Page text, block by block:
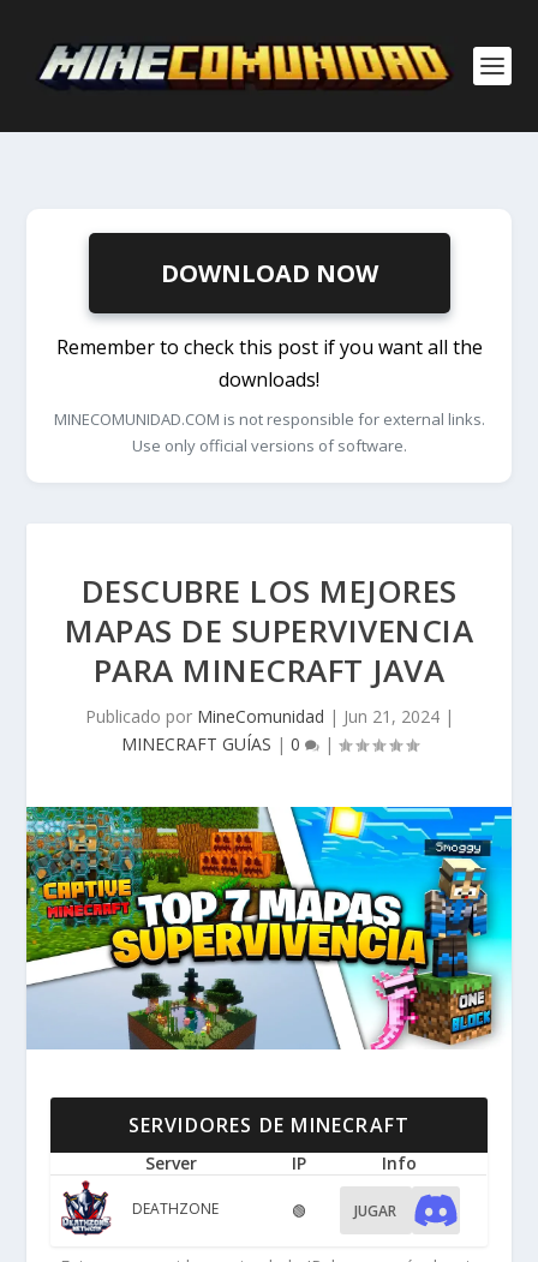
DOWNLOAD NOW
Remember to check this post if you want all the
downloads!
MINECOMUNIDAD.COM is not responsible for external links.
Use only official versions of software.
DESCUBRE LOS MEJORES
MAPAS DE SUPERVIVENCIA
PARA MINECRAFT JAVA
Publicado por MineComunidad | Jun 21, 2024|
MINECRAFT GUÍAS | 0 |
SERVIDORES DE MINECRAFT
Server IP Info
DEATHZONE 🟢 JUGAR